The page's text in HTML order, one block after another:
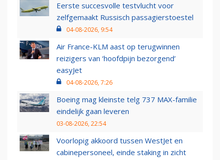
Eerste succesvolle testvlucht voor
zelfgemaakt Russisch passagierstoestel
04-08-2026, 9:54
Air France-KLM aast op terugwinnen
reizigers van ‘hoofdpijn bezorgend’
easyJet
04-08-2026, 7:26
Boeing mag kleinste telg 737 MAX-familie
eindelijk gaan leveren
03-08-2026, 22:54
Voorlopig akkoord tussen WestJet en
cabinepersoneel, einde staking in zicht